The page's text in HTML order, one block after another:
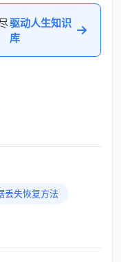
驱动人生知识
库
丢失恢复方法